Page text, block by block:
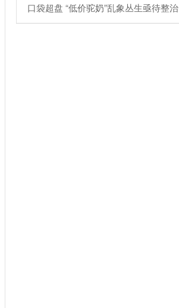
​口袋超盘 “低价驼奶”乱象丛生亟待整治